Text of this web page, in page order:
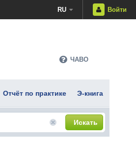
RU Войти
ЧАВО
Отчёт по практике Э-книга
Искать